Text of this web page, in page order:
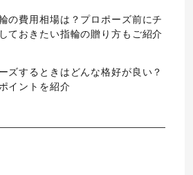
の費用相場は？プロポーズ前にチ
ておきたい指輪の贈り方もご紹介
ズするときはどんな格好が良い？
イントを紹介